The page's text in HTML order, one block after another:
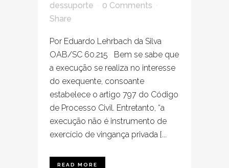
dessuporte
0 Comments
Share
Por Eduardo Lehrbach da Silva
OAB/SC 60.215 Bem se sabe que
a execução se realiza no interesse
do exequente, consoante
estabelece o artigo 797 do Código
de Processo Civil. Entretanto, “a
execução não é instrumento de
exercício de vingança privada [...
READ MORE